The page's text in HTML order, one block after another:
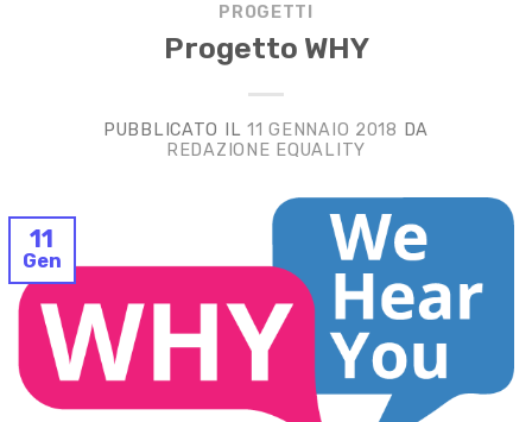
PROGETTI
Progetto WHY
PUBBLICATO IL11 GENNAIO 2018 DA
REDAZIONE EQUALITY
11
Gen